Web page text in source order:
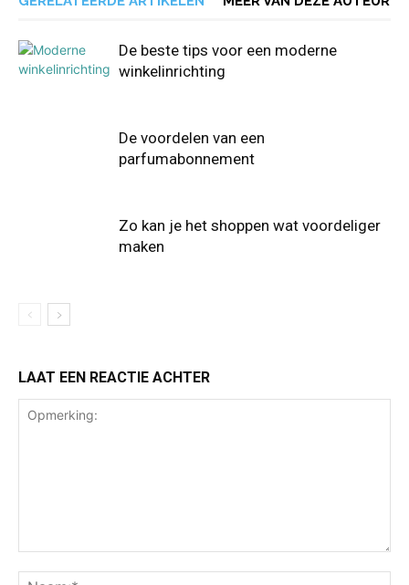
De beste tips voor een moderne
winkelinrichting
De voordelen van een
parfumabonnement
Zo kan je het shoppen wat voordeliger
maken
LAAT EEN REACTIE ACHTER